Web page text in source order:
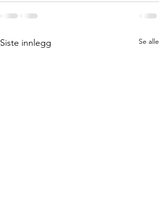
Siste innlegg Se alle